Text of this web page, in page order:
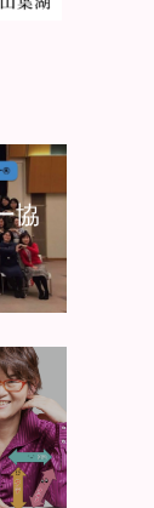
協